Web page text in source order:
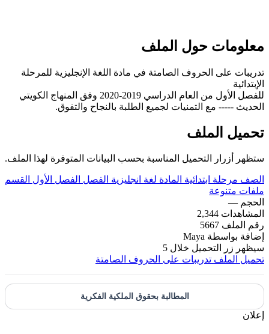
معلومات حول الملف
تدريبات على الحروف الصامتة في مادة اللغة الإنجليزية للمرحلة
الإبتدائية
للفصل الأول من العام الدراسي 2019-2020 وفق المنهاج الكويتي
الحديث ----- مع التمنيات لجميع الطلبة بالنجاح والتفوق.
تحميل الملف
ستظهر أزرار التحميل المناسبة بحسب البيانات المتوفرة لهذا الملف.
الصف مرحلة ابتدائية المادة لغة انجليزية الفصل الفصل الأول
القسم
ملفات متنوعة
الحجم —
المشاهدات 2,344
رقم الملف 5667
إضافة بواسطة Maya
سيظهر زر التحميل خلال 5
تحميل الملف تدريبات على الحروف الصامتة
المطالبة بحقوق الملكية الفكرية
إعلان